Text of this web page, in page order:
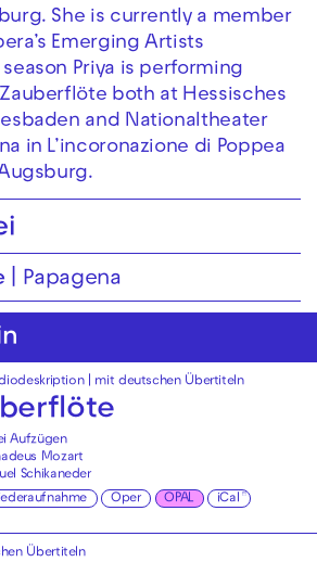
She is currently a member
Emerging Artists
Priya is performing
both at Hessisches
and Nationaltheater
in L’incoronazione di Poppea
Papagena
| mit deutschen Übertiteln
Aufzügen
Mozart
Schikaneder
Oper OPAL iCal
Übertiteln